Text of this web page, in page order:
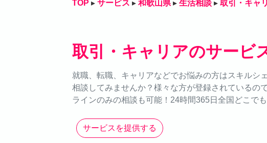
TOP ▸ サービス ▸ 和歌山県 ▸ 生活相談 ▸ 取引・キャ
取引・キャリアのサービ
就職、転職、キャリアなどでお悩みの方はスキルシ
相談してみませんか？様々な方が登録されているの
ラインのみの相談も可能！24時間365日全国どこでも
サービスを提供する